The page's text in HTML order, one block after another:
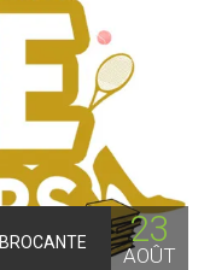
BROCANTE 23
AOÛT